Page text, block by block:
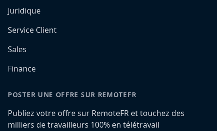
Juridique
Service Client
Sales
Finance
POSTER UNE OFFRE SUR REMOTEFR
Publiez votre offre sur RemoteFR et touchez des
milliers de travailleurs 100% en télétravail